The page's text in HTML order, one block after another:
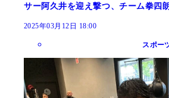
サー阿久井を迎え撃つ、チーム拳四
2025年03月12日 18:00
スポー